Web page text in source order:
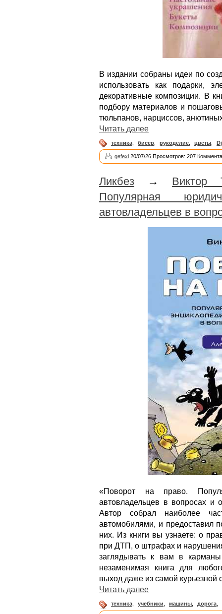
В издании собраны идеи по
использовать как подарки,
декоративные композиции. В
подбору материалов и
тюльпанов, нарциссов, анютиных
Читать далее
техника бисер рукоделие цветы
gefexi 20/07/26 Просмотров: 207
Ликбез → Виктор
Популярная
автовладельцев в
«Поворот на право.
автовладельцев в вопросах и
Автор собрал наиболее
автомобилями, и предоставил
них. Из книги вы узнаете: о
при ДТП, о штрафах и
заглядывать к вам в
незаменимая книга для
выход даже из самой курьезной
Читать далее
техника, учебники, машины, дорога,